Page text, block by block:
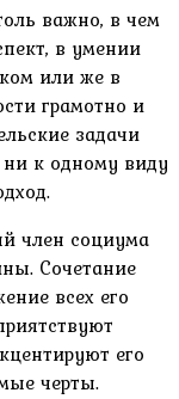
важно, в чем
в умении
или же в
грамотно и
задачи
к одному виду
член социума
Сочетание
всех его
его
черты.